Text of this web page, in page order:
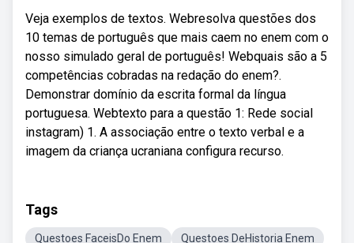
Veja exemplos de textos. Webresolva questões dos
10 temas de português que mais caem no enem com o
nosso simulado geral de português! Webquais são a 5
competências cobradas na redação do enem?.
Demonstrar domínio da escrita formal da língua
portuguesa. Webtexto para a questão 1: Rede social
instagram) 1. A associação entre o texto verbal e a
imagem da criança ucraniana configura recurso.
Tags
Questoes FaceisDo Enem Questoes DeHistoria Enem